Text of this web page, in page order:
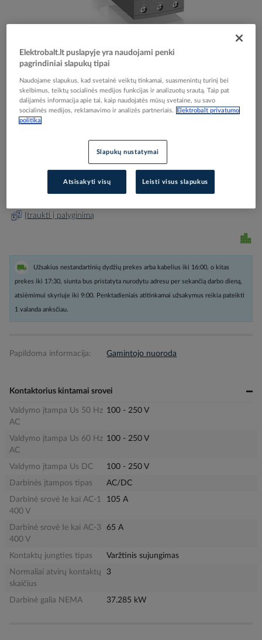
the
beginning
the
Reali prekė gali skirtis nuo pavaizduotos nuotraukoje
Kontaktorius 3P 30kW 100-250V AC/DC AF65-30-
00-13 - ABB
Prisijunkite, norėdami pamatyti kainas
Įtraukti į palyginimą
Užsakius nestandartinių dydžių prekes arba kabelius iki 16:00, o kitas
prekes iki 17:30, siunta bus pristatyta nurodytu adresu per sekančią darbo dieną,
atsiėmimui skyriuje iki 9:00. Penktadieniais atitinkamai užsakymus reikia pateikti
1 valanda anksčiau.
Papildoma informacija: Gamintojo nuoroda
Kontaktorius kintamai srovei
Valdymo įtampa Us 50 Hz
AC
100 - 250 V
Valdymo įtampa Us 60 Hz
AC
100 - 250 V
Valdymo įtampa Us DC
100 - 250 V
Darbinės įtampos tipas
AC/DC
Darbinė srovė Ie kai AC-1
400 V
105 A
Darbinė srovė Ie kai AC-3
400 V
65 A
Kontaktų jungties tipas
Varžtinis sujungimas
Normaliai atvirų kontaktų
skaičius
3
Darbinė galia NEMA 37.285 kW
Elektrobalt.lt puslapyje yra naudojami penki
pagrindiniai slapukų tipai
Naudojame slapukus, kad svetainė veiktų tinkamai, suasmenintų turinį bei
skelbimus, teiktų socialinės medijos funkcijas ir analizuotų srautą. Taip pat
dalijamės informacija apie tai, kaip naudojatės mūsų svetaine, su savo
socialinės medijos, reklamavimo ir analizės partneriais.
Elektrobalt privatumo
politika
Slapukų nustatymai
Atsisakyti visų Leisti visus slapukus